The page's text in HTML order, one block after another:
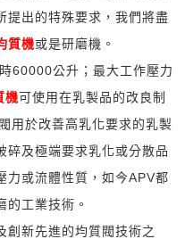
提出的特殊要求，我們將盡
質機或是研磨機。
60000公升；最大工作壓力
機可使用在乳製品的改良制
用於改善高乳化要求的乳製
碎及極端要求乳化或分散品
力或流體性質，如今APV都
的工業技術。
創新先進的均質閥技術之